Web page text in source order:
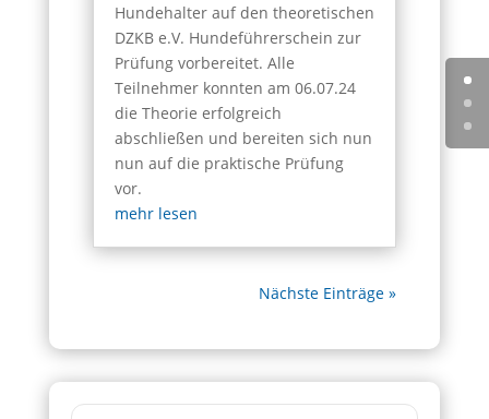
Hundehalter auf den theoretischen
DZKB e.V. Hundeführerschein zur
Prüfung vorbereitet. Alle
Teilnehmer konnten am 06.07.24
die Theorie erfolgreich
abschließen und bereiten sich nun
nun auf die praktische Prüfung
vor.
mehr lesen
Nächste Einträge »